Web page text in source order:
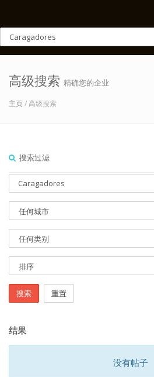
高级搜索 精确您的企业
主页/ 高级搜索
搜索过滤
搜索 重置
结果
没有帖子